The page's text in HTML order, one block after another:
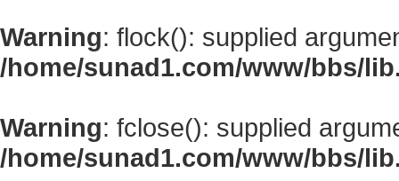
Warning: flock(): supplied
/home/sunad1.com/www/bbs/
Warning: fclose(): supplied
/home/sunad1.com/www/bbs/